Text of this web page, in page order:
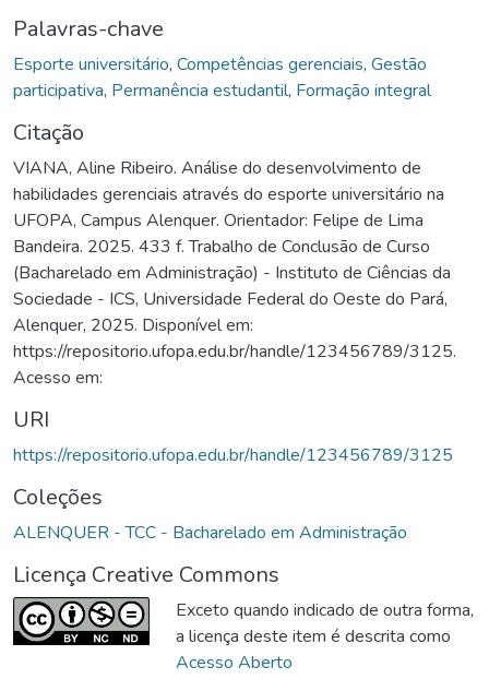
Palavras-chave
Esporte universitário, Competências gerenciais, Gestão
participativa, Permanência estudantil, Formação integral
Citação
VIANA, Aline Ribeiro. Análise do desenvolvimento de
habilidades gerenciais através do esporte universitário na
UFOPA, Campus Alenquer. Orientador: Felipe de Lima
Bandeira. 2025. 433 f. Trabalho de Conclusão de Curso
(Bacharelado em Administração) - Instituto de Ciências da
Sociedade - ICS, Universidade Federal do Oeste do Pará,
Alenquer, 2025. Disponível em:
https://repositorio.ufopa.edu.br/handle/123456789/3125.
Acesso em:
URI
https://repositorio.ufopa.edu.br/handle/123456789/3125
Coleções
ALENQUER - TCC - Bacharelado em Administração
Licença Creative Commons
Exceto quando indicado de outra forma,
a licença deste item é descrita como
Acesso Aberto